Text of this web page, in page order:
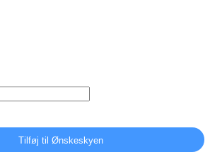
Tilføj til Ønskeskyen